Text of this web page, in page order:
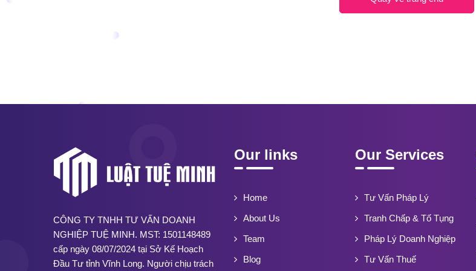
CÔNG TY TNHH TƯ VẤN DOANH
NGHIỆP TUỆ MINH. MST: 1501148489
cấp ngày 08/07/2024 tại Sở Kế Hoạch
Đầu Tư tỉnh Vĩnh Long. Người chịu trách
Our links
Home
About Us
Team
Blog
Our Services
Tư Vấn Pháp Lý
Tranh Chấp & Tố Tụng
Pháp Lý Doanh Nghiệp
Tư Vấn Thuế